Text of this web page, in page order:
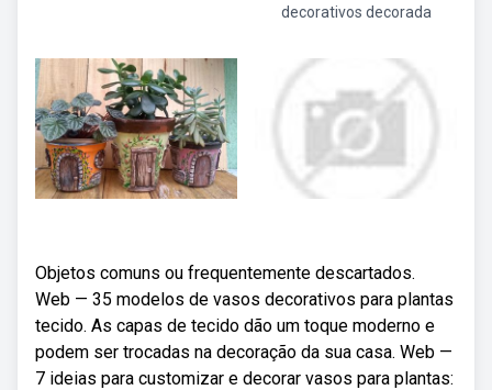
decorativos decorada
Objetos comuns ou frequentemente descartados.
Web — 35 modelos de vasos decorativos para plantas
tecido. As capas de tecido dão um toque moderno e
podem ser trocadas na decoração da sua casa. Web —
7 ideias para customizar e decorar vasos para plantas: